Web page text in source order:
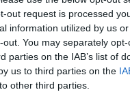
out request is processed
information utilized by us
You may separately
parties on the IAB’s list of
us to third parties on the
other third parties.
συλλογής
μίνι σχέδιο σε
γκρι και μια